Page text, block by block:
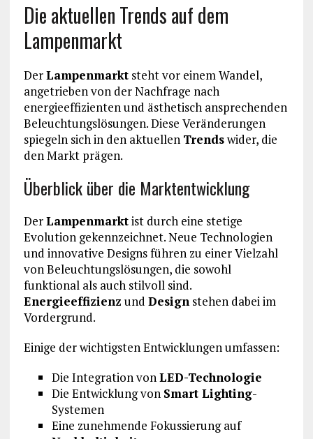
Die aktuellen Trends auf dem
Lampenmarkt
DerLampenmarktsteht vor einem Wandel,
angetrieben von der Nachfrage nach
energieeffizienten und ästhetisch ansprechenden
Beleuchtungslösungen. Diese Veränderungen
spiegeln sich in den aktuellen Trendswider, die
den Markt prägen.
Überblick über die Marktentwicklung
DerLampenmarktist durch eine stetige
Evolution gekennzeichnet. Neue Technologien
und innovative Designs führen zu einer Vielzahl
von Beleuchtungslösungen, die sowohl
funktional als auch stilvoll sind.
Energieeffizienz und Designstehen dabei im
Vordergrund.
Einige der wichtigsten Entwicklungen umfassen:
Die Integration vonLED-Technologie
Die Entwicklung von Smart Lighting-
Systemen
Eine zunehmende Fokussierung auf